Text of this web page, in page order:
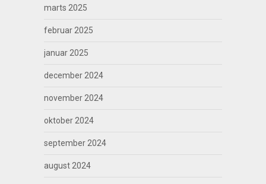
marts 2025
februar 2025
januar 2025
december 2024
november 2024
oktober 2024
september 2024
august 2024